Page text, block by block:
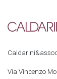
Via Vincenzo